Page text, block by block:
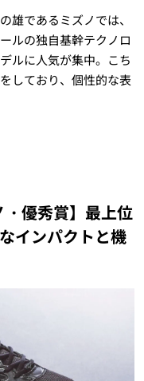
雄であるミズノでは、
ルの独自基幹テクノロ
ルに人気が集中。こち
しており、個性的な表
・優秀賞】最上位
インパクトと機